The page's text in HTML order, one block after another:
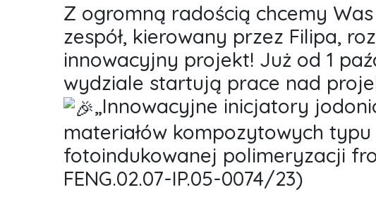
Z ogromną radością chcemy
zespół, kierowany przez Filipa,
innowacyjny projekt! Już od 1
wydziale startują prace nad
„Innowacyjne inicjatory
materiałów kompozytowych
fotoindukowanej polimeryzacji
FENG.02.07-IP.05-0074/23)